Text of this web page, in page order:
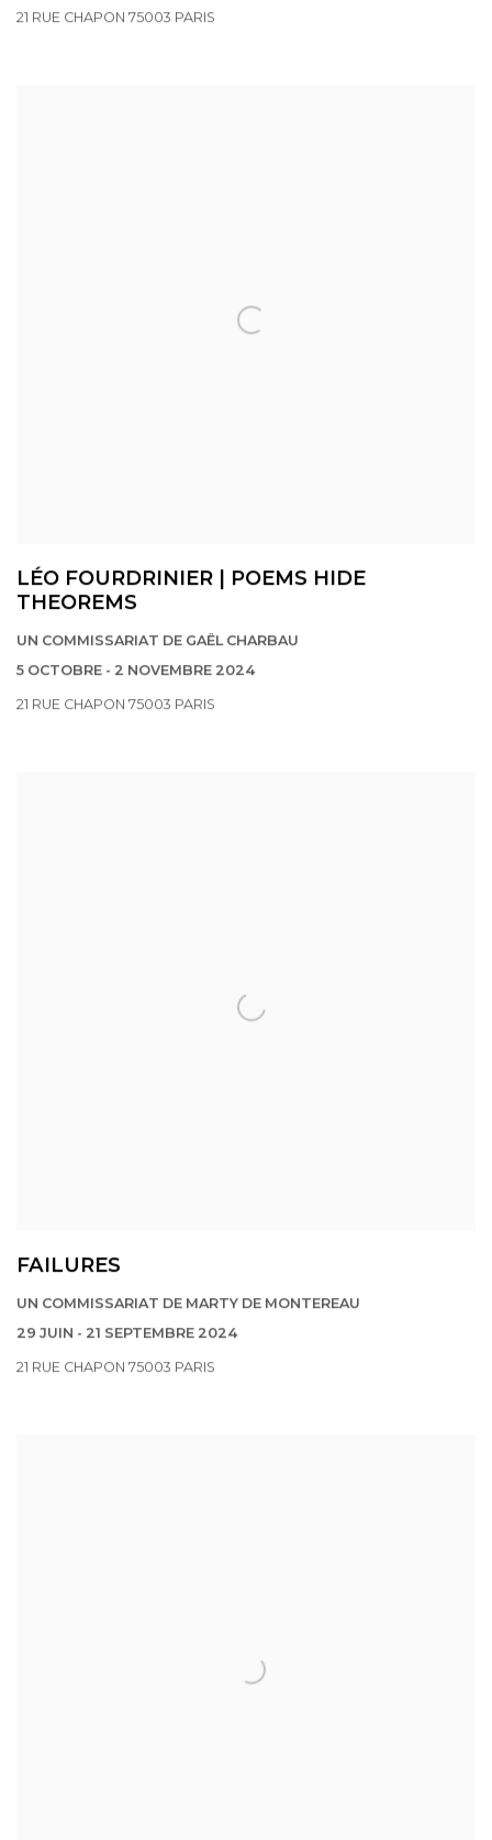
21 RUE CHAPON 75003 PARIS
LÉO FOURDRINIER | POEMS HIDE
THEOREMS
UN COMMISSARIAT DE GAËL CHARBAU
5 OCTOBRE - 2 NOVEMBRE 2024
21 RUE CHAPON 75003 PARIS
FAILURES
UN COMMISSARIAT DE MARTY DE MONTEREAU
29 JUIN - 21 SEPTEMBRE 2024
21 RUE CHAPON 75003 PARIS